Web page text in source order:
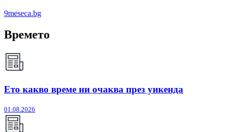
9meseca.bg
Времето
Ето какво време ни очаква през уикенда
01.08.2026